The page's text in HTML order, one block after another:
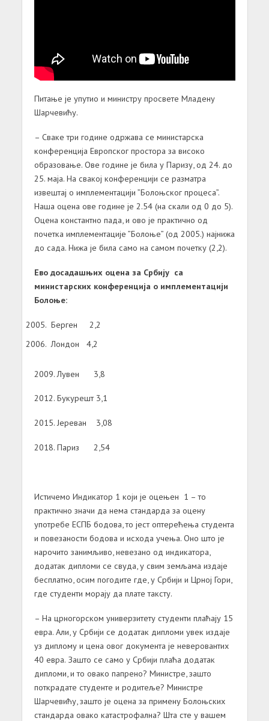
Питање је упутио и министру просвете Младену
Шарчевићу.
– Сваке три године одржава се министарска
конференција Европског простора за високо
образовање. Ове године је била у Паризу, од 24. до
25. маја. На свакој конференцији се разматра
извештај о имплементацији ”Болоњског процеса”.
Наша оцена ове године је 2.54 (на скали од 0 до 5).
Оцена константно пада, и ово је практично од
почетка имплементације ”Болоње” (од 2005.) најнижа
до сада. Нижа је била само на самом почетку (2,2).
Ево досадашњих оцена за Србију са
министарских конференција о имплементацији
Болоње:
Берген 2,2
Лондон 4,2
2009. Лувен 3,8
2012. Букурешт 3,1
2015. Јереван 3,08
2018. Париз 2,54
Истичемо Индикатор 1 који је оцењен 1 – то
практично значи да нема стандaрда за оцену
употребе ЕСПБ бодова, то јест оптерећења студента
и повезаности бодова и исхода учења. Оно што је
нарочито занимљиво, невезано од индикатора,
додатак дипломи се свуда, у свим земљама издаје
бесплатно, осим погодите где, у Србији и Црној Гори,
где студенти морају да плате таксту.
– На црногорском универзитету студенти плаћају 15
евра. Али, у Србији се додатак дипломи увек издаје
уз диплому и цена овог документа је неверовантих
40 евра. Зашто се само у Србији плаћа додатак
дипломи, и то овако папрено? Министре, зашто
поткрадате студенте и родитеље? Министре
Шарчевићу, зашто је оцена за примену Болоњских
стандарда овако катастрофална? Шта сте у вашем